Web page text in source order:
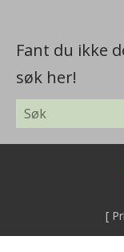
Fant du ikke
søk her!